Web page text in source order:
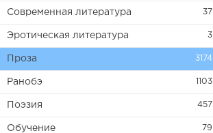
Современная литература 37
Эротическая литература 3
Проза 3174
Ранобэ 1103
Поэзия 457
Обучение 79